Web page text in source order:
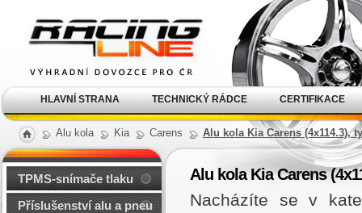
Alu kola Kia Carens Alu kola Kia Carens (4x114.3),
Alu kola Kia Carens
Nacházíte se v
TPMS-snímače tlaku
Příslušenství alu a pneu
kola Racing Line
HLAVNÍ STRANA TECHNICKÝ RÁDCE CERTIFIKACE